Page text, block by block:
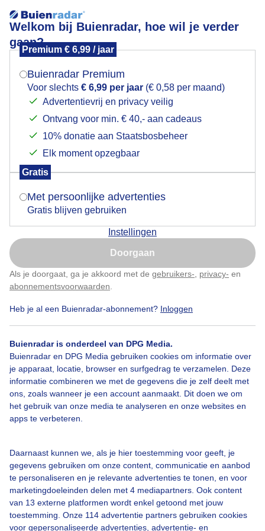
Welkom bij Buienradar, hoe wil je verder
gaan?
Premium € 6,99 / jaar
Buienradar Premium
Voor slechts € 6,99 per jaar (€ 0,58 per maand)
Advertentievrij en privacy veilig
Ontvang voor min. € 40,- aan cadeaus
10% donatie aan Staatsbosbeheer
Elk moment opzegbaar
Gratis
Met persoonlijke advertenties
Gratis blijven gebruiken
Instellingen
Doorgaan
Als je doorgaat, ga je akkoord met de gebruikers- privacy- en
abonnementsvoorwaarden
Heb je al een Buienradar-abonnement? Inloggen
Buienradar is onderdeel van DPG Media.
Buienradar en DPG Media gebruiken cookies om informatie over
je apparaat, locatie, browser en surfgedrag te verzamelen. Deze
informatie combineren we met de gegevens die je zelf deelt met
ons, zoals wanneer je een account aanmaakt. Dit doen we om
het gebruik van onze media te analyseren en onze websites en
apps te verbeteren.
Daarnaast kunnen we, als je hier toestemming voor geeft, je
gegevens gebruiken om onze content, communicatie en aanbod
te personaliseren en je relevante advertenties te tonen, en voor
marketingdoeleinden delen met 4 mediapartners. Ook content
van 13 externe platformen wordt enkel getoond met jouw
toestemming. Onze 114 advertentie partners gebruiken cookies
voor gepersonaliseerde advertenties, advertentie- en
afentoeeenbui
Populaire categorieën
Lente
Zomer
Over Buienradar
Bedrijfsgegevens
Veelgestelde vragen
Contact
Gebruikersvoorwaarden
Adverteren
Buienradar Team
Privacy beleid
Mogen we je locatie gebruiken voor het
Indien je hier nog geen akkoord op hebt gegeven,
verschijnt er zo een pop-up uit je browser waarin
Is goed, toon de popup
Nu niet, misschien later
Klik hierom dit aan te passen